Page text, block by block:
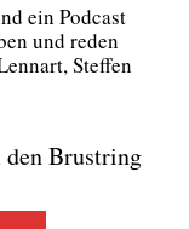
ein Pod­cast
und reden
Stef­fen
den Brustring